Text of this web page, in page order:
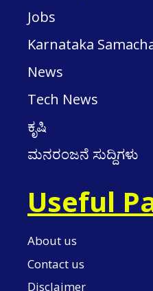
Jobs
Karnataka
News
Tech News
ಕೃಷಿ
ಮನರಂಜನೆ ಸುದ್ದಿಗಳು
Useful
About us
Contact us
Disclaimer